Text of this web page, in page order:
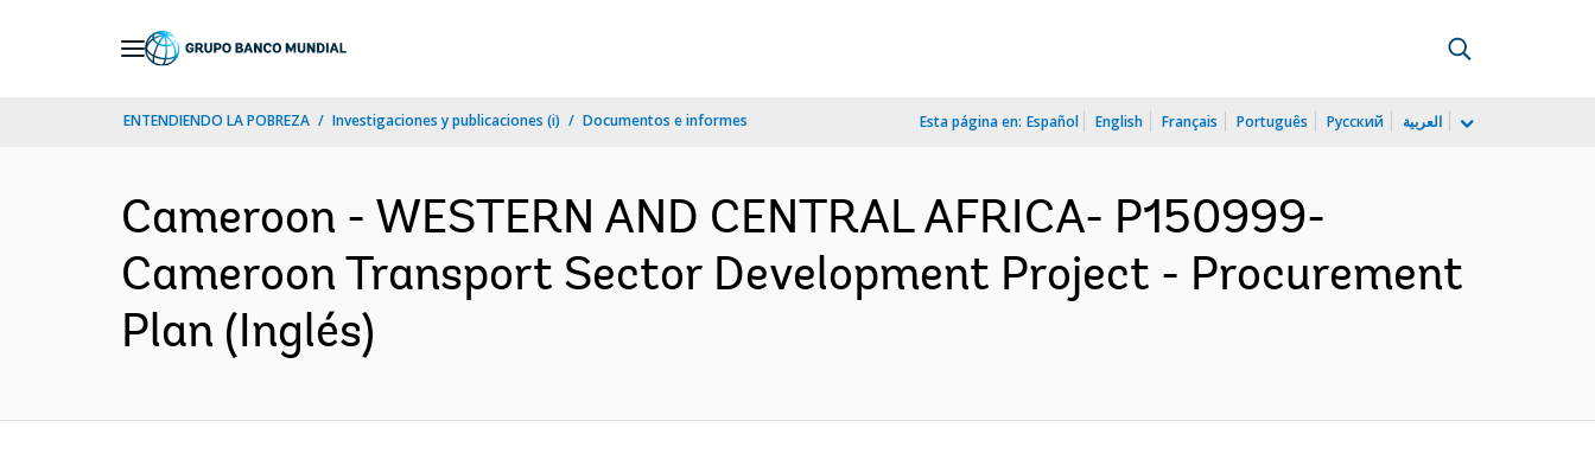
ENTENDIENDO LA POBREZA Investigaciones y publicaciones (i) Documentos e informes Esta página en: Español English Français Português Русский العربية
Cameroon - WESTERN AND CENTRAL AFRICA- P150999-
Cameroon Transport Sector Development Project - Procurement
Plan (Inglés)